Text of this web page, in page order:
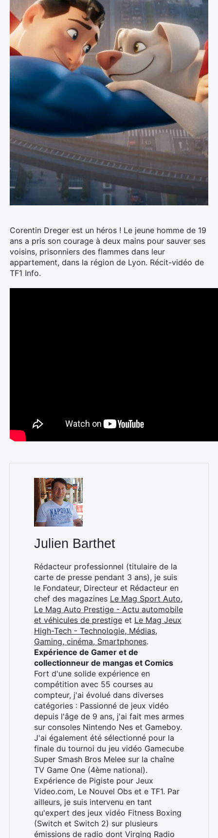
Corentin Dreger est un héros ! Le jeune homme de 19
ans a pris son courage à deux mains pour sauver ses
voisins, prisonniers des flammes dans leur
appartement, dans la région de Lyon. Récit-vidéo de
TF1 Info.
Julien Barthet
Rédacteur professionnel (titulaire de la
carte de presse pendant 3 ans), je suis
le Fondateur, Directeur et Rédacteur en
chef des magazines Le Mag Sport Auto,
Le Mag Auto Prestige - Actu automobile
et véhicules de prestige et Le Mag Jeux
High-Tech - Technologie, Médias,
Gaming, cinéma, Smartphones.
Expérience de Gamer et de
collectionneur de mangas et Comics
Fort d'une solide expérience en
compétition avec 55 courses au
compteur, j'ai évolué dans diverses
catégories : Passionné de jeux vidéo
depuis l'âge de 9 ans, j'ai fait mes armes
sur consoles Nintendo Nes et Gameboy.
J'ai également été sélectionné pour la
finale du tournoi du jeu vidéo Gamecube
Super Smash Bros Melee sur la chaîne
TV Game One (4ème national).
Expérience de Pigiste pour Jeux
Video.com, Le Nouvel Obs et e TF1. Par
ailleurs, je suis intervenu en tant
qu'expert des jeux vidéo Fitness Boxing
(Switch et Switch 2) sur plusieurs
émissions de radio dont Virging Radio